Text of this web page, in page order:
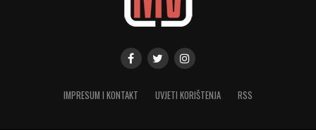
IMPRESUM I KONTAKT UVJETI KORIŠTENJA RSS